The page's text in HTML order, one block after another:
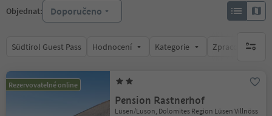
Objednat: Doporučeno
Südtirol Guest Pass Hodnocení Kategorie Zpracovávábrak
Rezervovatelné online
Pension Rastnerhof
Lüsen/Luson, Dolomites Region Lüsen Villnöss